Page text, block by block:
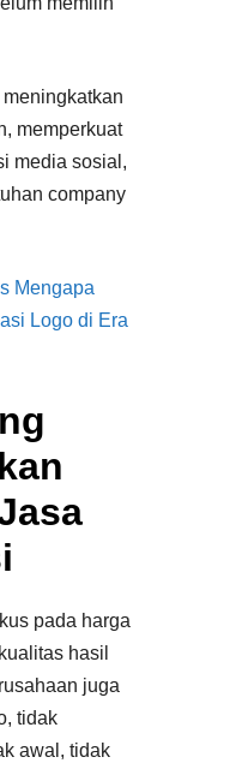
memperkuat
media sosial,
company
Mengapa
Logo di Era
pada harga
hasil
juga
tidak
awal, tidak